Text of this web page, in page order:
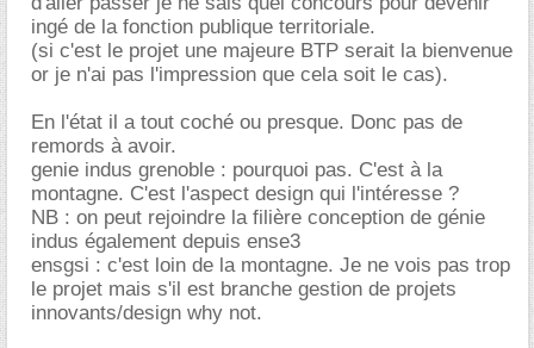
ingé de la fonction publique territoriale.
(si c'est le projet une majeure BTP serait la bienvenue
or je n'ai pas l'impression que cela soit le cas).
En l'état il a tout coché ou presque. Donc pas de
remords à avoir.
genie indus grenoble : pourquoi pas. C'est à la
montagne. C'est l'aspect design qui l'intéresse ?
NB : on peut rejoindre la filière conception de génie
indus également depuis ense3
ensgsi : c'est loin de la montagne. Je ne vois pas trop
le projet mais s'il est branche gestion de projets
innovants/design why not.